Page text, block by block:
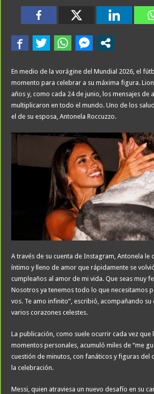
En medio de la vorágine del Mundial 2026, el
momento para celebrar a su máxima figura.
años y, como cada 24 de junio, los mensajes de
multiplicaron en todo el mundo. Uno de los
el de su esposa, Antonela Roccuzzo.
A través de su cuenta de Instagram, Antonela le
íntimo y lleno de amor que rápidamente se
cumpleaños al amor de mi vida. Que seas muy
Nosotros ya tenemos todo lo que necesitamos
vos. Te amo infinito”, escribió, acompañando
varios corazones celestes.
La publicación, como suele ocurrir cada vez
momentos personales, acumuló miles de “me
cuestión de minutos, con fanáticos y figuras del
la celebración.
Messi, quien atraviesa un nuevo desafío en su